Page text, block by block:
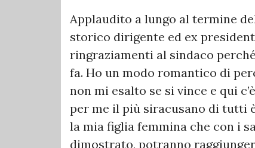
Applaudito a lungo al termine
storico dirigente ed ex
ringraziamenti al sindaco
fa. Ho un modo romantico di
non mi esalto se si vince e qui
per me il più siracusano di tutti
la mia figlia femmina che con i
dimostrato, potranno